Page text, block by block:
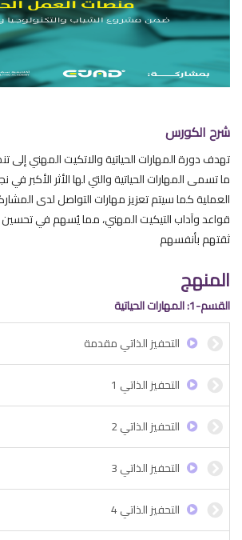
شرح الكورس
تهدف دورة المهارات الحياتية والاتكيت المهني إلى
ما تسمى المهارات الحياتية والتي لها الأثر الأكبر
العملية كما سيتم تعزيز مهارات التواصل لدى
قواعد وآداب التيكيت المهني، مما يُسهم في تحسين
ثقتهم بأنفسهم
المنهج
القسم-1: المهارات الحياتية
التحفيز الذاتي مقدمة
التحفيز الذاتي 1
التحفيز الذاتي 2
التحفيز الذاتي 3
التحفيز الذاتي 4